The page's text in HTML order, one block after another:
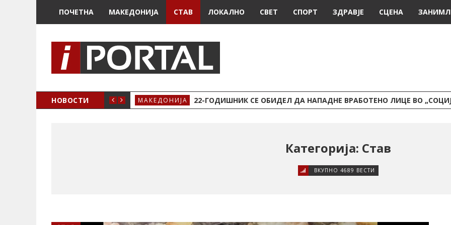
ПОЧЕТНА МАКЕДОНИЈА СТАВ ЛОКАЛНО СВЕТ СПОРТ ЗДРАВЈЕ СЦЕНА
НОВОСТИ
ЖЕНСКО ЗДРАВЈЕ ВО КРИВА ПАЛАНКА МАКЕДОНИЈА 22-ГОДИШНИК СЕ ОБИДЕЛ ДА НАПАДНЕ ВРАБОТЕНО ЛИЦЕ ВО
Категорија: Став
ВКУПНО 4689 ВЕСТИ